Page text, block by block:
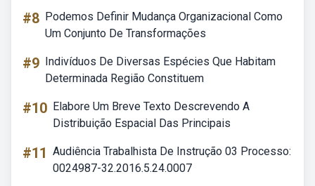
#8 Podemos Definir Mudança Organizacional Como
Um Conjunto De Transformações
#9 Indivíduos De Diversas Espécies Que Habitam
Determinada Região Constituem
#10 Elabore Um Breve Texto Descrevendo A
Distribuição Espacial Das Principais
#11 Audiência Trabalhista De Instrução 03 Processo:
0024987-32.2016.5.24.0007